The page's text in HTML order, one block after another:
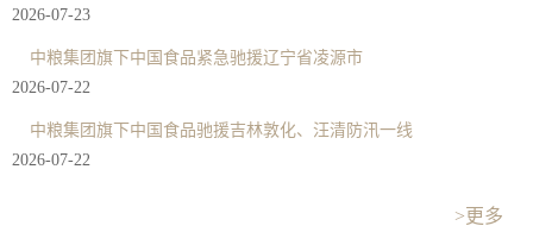
2026-07-23
中粮集团旗下中国食品紧急驰援辽宁省凌源市
2026-07-22
中粮集团旗下中国食品驰援吉林敦化、汪清防汛一线
2026-07-22
>更多